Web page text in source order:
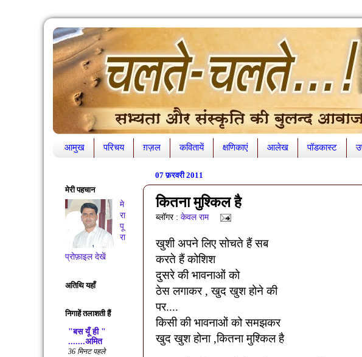
आमुख परिचय ग़ज़ल कवितायें क्षणिकाएं आलेख पॉडकास्ट
07 फ़रवरी 2011
कितना मुश्किल है
ब्लॉगर : केवल राम
खुशी अपने लिए सोचते हैं सब
करते हैं कोशिश
दुसरे की भावनाओं को
ठेस लगाकर ,खुद खुश होने की
पर....
किसी की भावनाओं को समझकर
खुद खुश होना ,कितना मुश्किल है
मेरी पहचान
मे
रा
पू
रा
प्रोफ़ाइल देखें
अतिथि यहाँ
निगाहें तलाशती हैं
"बस यूँ ही "
.......अमित
36 मिनट पहले